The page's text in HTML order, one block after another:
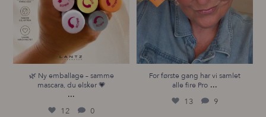
🌿 Ny emballage – samme
mascara, du elsker 💗
...
12 0
For første gang har vi samlet
alle fire Pro ...
13 9